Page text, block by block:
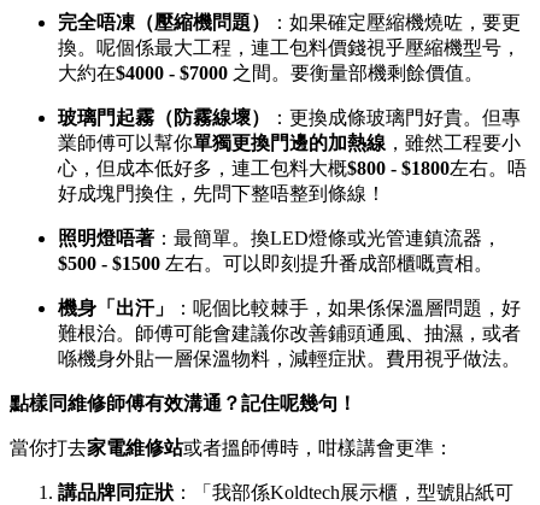
完全唔凍（壓縮機問題）
：如果確定壓縮機燒咗，要更
換。呢個係最大工程，連工包料價錢視乎壓縮機型号，
大約在$4000 - $7000 ​ 之間。要衡量部機剩餘價值。
玻璃門起霧（防霧線壞）
：更換成條玻璃門好貴。但專
業師傅可以幫你單獨更換門邊的加熱線 ，雖然工程要小
心，但成本低好多，連工包料大概$800 - $1800左右。唔
好成塊門換住，先問下整唔整到條線！
照明燈唔著 ：最簡單。換LED燈條或光管連鎮流器，
$500 - $1500 ​ 左右。可以即刻提升番成部櫃嘅賣相。
機身「出汗」
：呢個比較棘手，如果係保溫層問題，好
難根治。師傅可能會建議你改善鋪頭通風、抽濕，或者
喺機身外貼一層保溫物料，減輕症狀。費用視乎做法。
點樣同維修師傅有效溝通？記住呢幾句！
當你打去家電維修站或者搵師傅時，咁樣講會更準：
講品牌同症狀 ：「我部係Koldtech展示櫃，型號貼紙可